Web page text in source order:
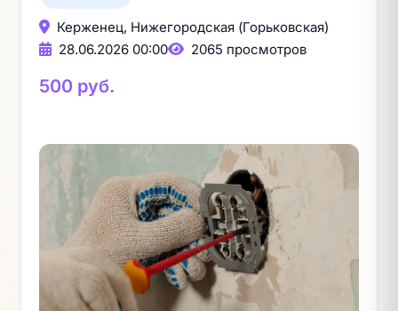
Керженец, Нижегородская (Горьковская)
28.06.2026 00:00
2065 просмотров
500 руб.